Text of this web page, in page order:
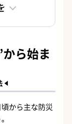
ら始ま
から主な防災